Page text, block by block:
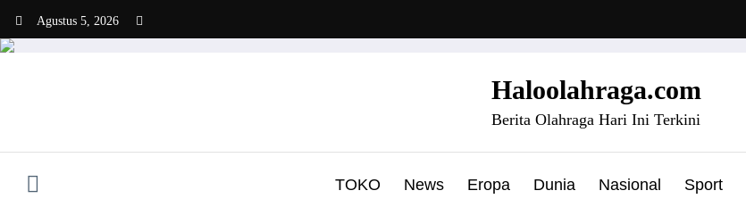
content
Agustus 5, 2026
Haloolahraga.com
Berita Olahraga Hari Ini Terkini
TOKO News Eropa Dunia Nasional Sport